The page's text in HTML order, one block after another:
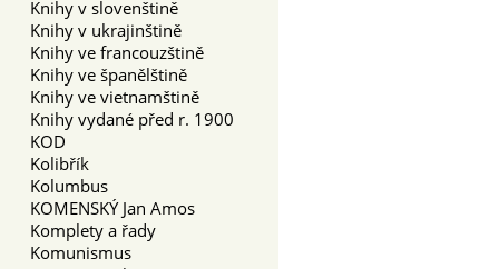
Knihy v slovenštině
Knihy v ukrajinštině
Knihy ve francouzštině
Knihy ve španělštině
Knihy ve vietnamštině
Knihy vydané před r. 1900
KOD
Kolibřík
Kolumbus
KOMENSKÝ Jan Amos
Komplety a řady
Komunismus